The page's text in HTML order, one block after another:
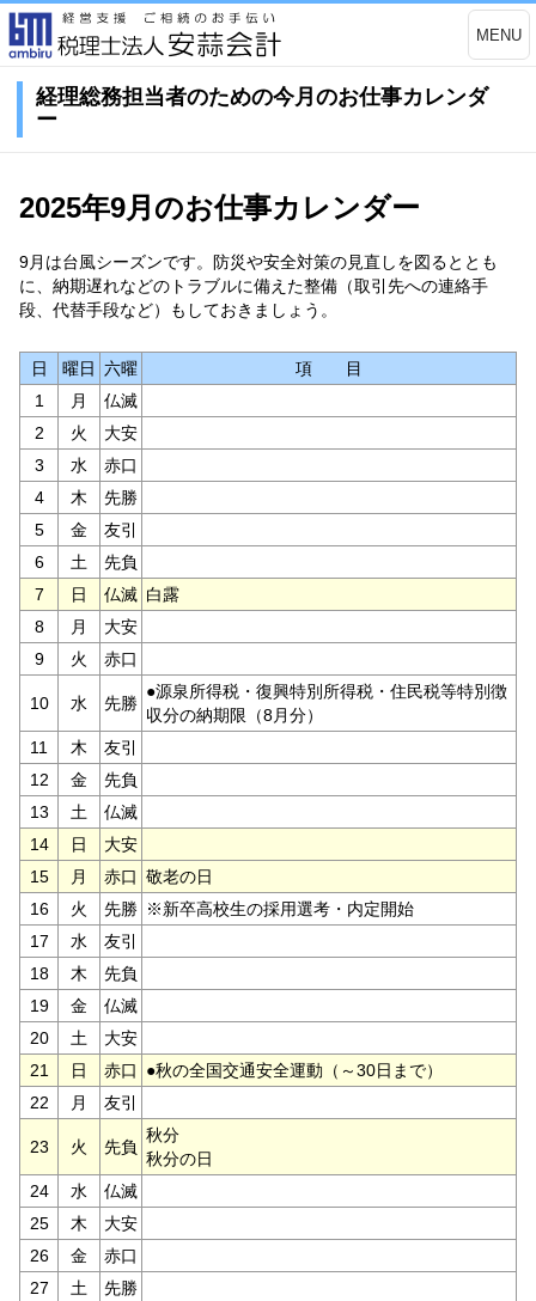
MENU
経理総務担当者のための今月のお仕事カレンダ
ー
2025年9月のお仕事カレンダー
9月は台風シーズンです。防災や安全対策の見直しを図るととも
に、納期遅れなどのトラブルに備えた整備（取引先への連絡手
段、代替手段など）もしておきましょう。
日 曜日 六曜
項 目
1
月
仏滅
2
火
大安
3
水
赤口
4
木
先勝
5
金
友引
6
土
先負
7
日 仏滅 白露
8
月
大安
9
火 赤口
10 水 先勝
●源泉所得税・復興特別所得税・住民税等特別徴
収分の納期限（8月分）
11
木
友引
12
金
先負
13
土
仏滅
14
日
大安
15
月 赤口 敬老の日
16
火 先勝 ※新卒高校生の採用選考・内定開始
17
水
友引
18
木
先負
19
金
仏滅
20
土
大安
21
日 赤口
●秋の全国交通安全運動（～30日まで）
22
月 友引
23 火 先負
秋分
秋分の日
24
水
仏滅
25
木
大安
26
金
赤口
27
土
先勝